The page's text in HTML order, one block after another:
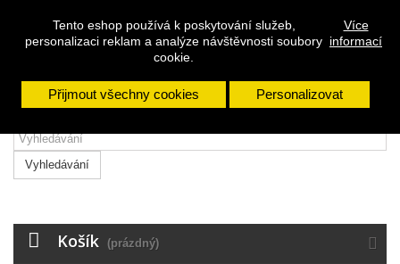
Tento eshop používá k poskytování služeb,
personalizaci reklam a analýze návštěvnosti soubory
cookie.
Více
informací
Přijmout všechny cookies Personalizovat
Přihlásit se
Napište nám
Vyhledávání
Košík (prázdný)